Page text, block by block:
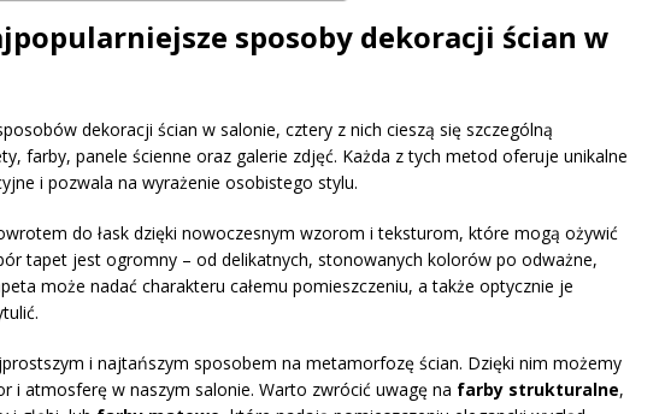
sposoby dekoracji ścian w
dekoracji ścian w salonie, cztery z nich cieszą się szczególną
farby, panele ścienne oraz galerie zdjęć. Każda z tych metod oferuje unikalne
i pozwala na wyrażenie osobistego stylu.
do łask dzięki nowoczesnym wzorom i teksturom, które mogą ożywić
tapet jest ogromny – od delikatnych, stonowanych kolorów po odważne,
może nadać charakteru całemu pomieszczeniu, a także optycznie je
i najtańszym sposobem na metamorfozę ścian. Dzięki nim możemy
i atmosferę w naszym salonie. Warto zwrócić uwagę na farby strukturalne,